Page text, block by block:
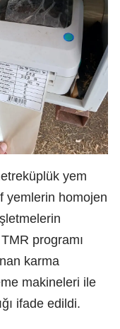
yem
yemlerin homojen
programı
karma
makineleri ile
ifade edildi.